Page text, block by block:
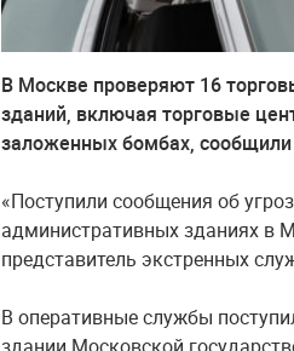
В Москве проверяют 16
зданий, включая торговые
заложенных бомбах,
​«Поступили сообщения об
административных зданиях в
представитель экстренных
В оперативные службы
здании Московской